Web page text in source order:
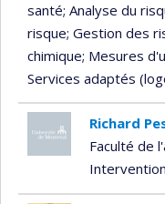
santé; Analyse du
risque; Gestion des
chimique; Mesures
Services adaptés
Richard
Faculté de